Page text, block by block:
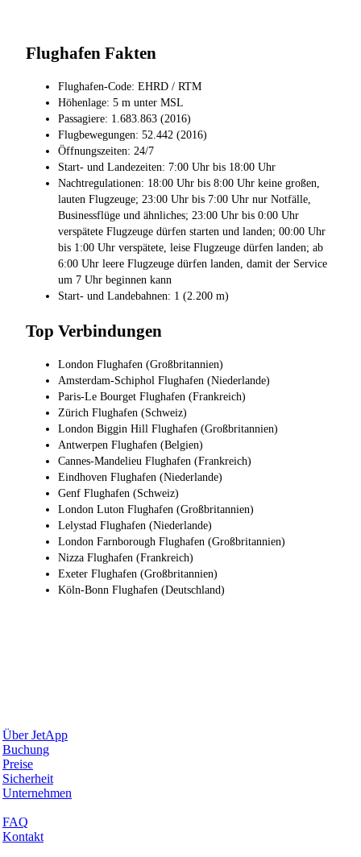
Flughafen Fakten
Flughafen-Code: EHRD / RTM
Höhenlage: 5 m unter MSL
Passagiere: 1.683.863 (2016)
Flugbewegungen: 52.442 (2016)
Öffnungszeiten: 24/7
Start- und Landezeiten: 7:00 Uhr bis 18:00 Uhr
Nachtregulationen: 18:00 Uhr bis 8:00 Uhr keine großen,
lauten Flugzeuge; 23:00 Uhr bis 7:00 Uhr nur Notfälle,
Businessflüge und ähnliches; 23:00 Uhr bis 0:00 Uhr
verspätete Flugzeuge dürfen starten und landen; 00:00 Uhr
bis 1:00 Uhr verspätete, leise Flugzeuge dürfen landen; ab
6:00 Uhr leere Flugzeuge dürfen landen, damit der Service
um 7 Uhr beginnen kann
Start- und Landebahnen: 1 (2.200 m)
Top Verbindungen
London Flughafen (Großbritannien)
Amsterdam-Schiphol Flughafen (Niederlande)
Paris-Le Bourget Flughafen (Frankreich)
Zürich Flughafen (Schweiz)
London Biggin Hill Flughafen (Großbritannien)
Antwerpen Flughafen (Belgien)
Cannes-Mandelieu Flughafen (Frankreich)
Eindhoven Flughafen (Niederlande)
Genf Flughafen (Schweiz)
London Luton Flughafen (Großbritannien)
Lelystad Flughafen (Niederlande)
London Farnborough Flughafen (Großbritannien)
Nizza Flughafen (Frankreich)
Exeter Flughafen (Großbritannien)
Köln-Bonn Flughafen (Deutschland)
Über JetApp
Buchung
Preise
Sicherheit
Unternehmen
FAQ
Kontakt